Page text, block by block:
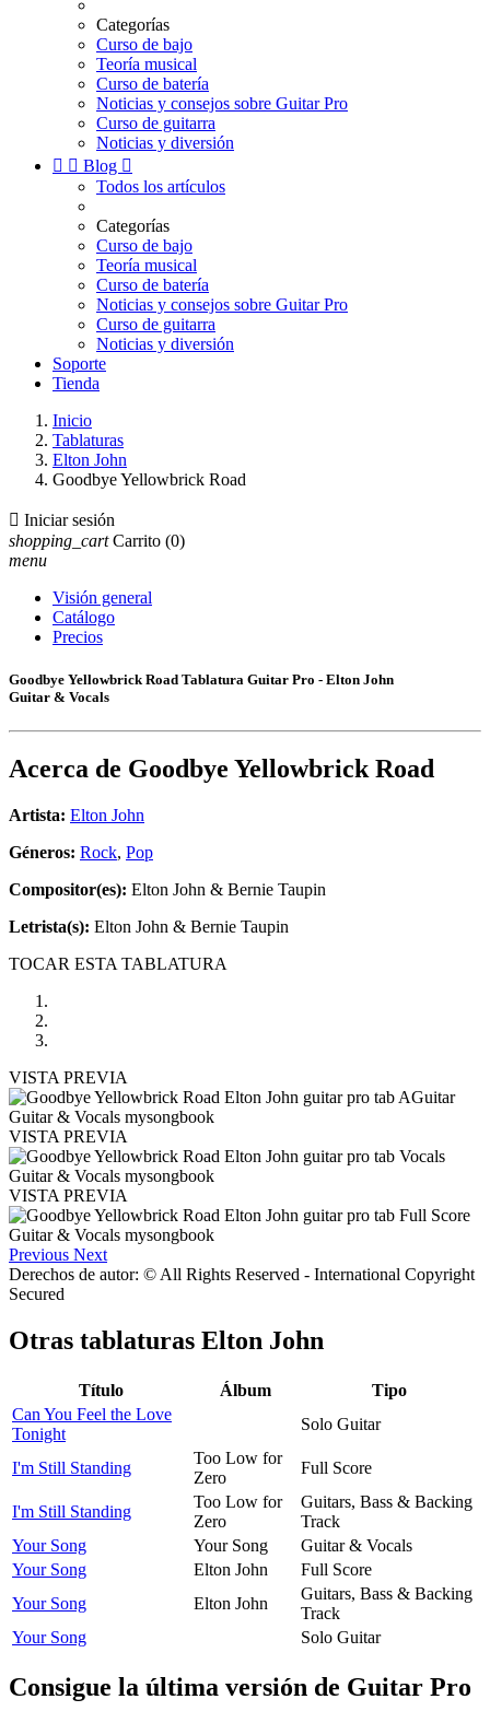
Categorías
Curso de bajo
Teoría musical
Curso de batería
Noticias y consejos sobre Guitar Pro
Curso de guitarra
Noticias y diversión
  Blog 
Todos los artículos
Categorías
Curso de bajo
Teoría musical
Curso de batería
Noticias y consejos sobre Guitar Pro
Curso de guitarra
Noticias y diversión
Soporte
Tienda
Inicio
Tablaturas
Elton John
Goodbye Yellowbrick Road
 Iniciar sesión
shopping_cart Carrito (0)
menu
Visión general
Catálogo
Precios
Goodbye Yellowbrick Road Tablatura Guitar Pro - Elton John
Guitar & Vocals
Acerca de Goodbye Yellowbrick Road
Artista: Elton John
Géneros: Rock, Pop
Compositor(es): Elton John & Bernie Taupin
Letrista(s): Elton John & Bernie Taupin
TOCAR ESTA TABLATURA
VISTA PREVIA
VISTA PREVIA
VISTA PREVIA
Previous Next
Derechos de autor: © All Rights Reserved - International Copyright
Secured
Otras tablaturas Elton John
Título Álbum
Tipo
Can You Feel the Love
Tonight
Solo Guitar
I'm Still Standing
Too Low for
Zero
Full Score
I'm Still Standing
Too Low for
Zero
Guitars, Bass & Backing
Track
Your Song
Your Song
Guitar & Vocals
Your Song
Elton John
Full Score
Your Song
Elton John
Guitars, Bass & Backing
Track
Your Song
Solo Guitar
Consigue la última versión de Guitar Pro